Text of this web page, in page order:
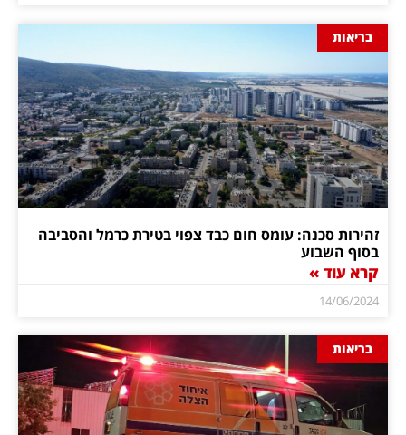
בריאות
זהירות סכנה: עומס חום כבד צפוי בטירת כרמל והסביבה
בסוף השבוע
קרא עוד »
14/06/2024
בריאות